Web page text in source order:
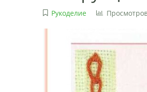
Рукоделие